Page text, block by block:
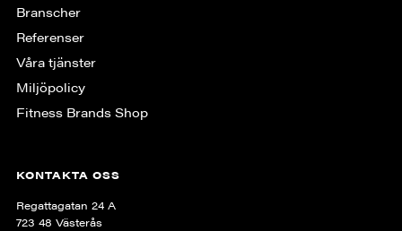
Branscher
Referenser
Våra tjänster
Miljöpolicy
Fitness Brands Shop
KONTAKTA OSS
Regattagatan 24 A
723 48 Västerås